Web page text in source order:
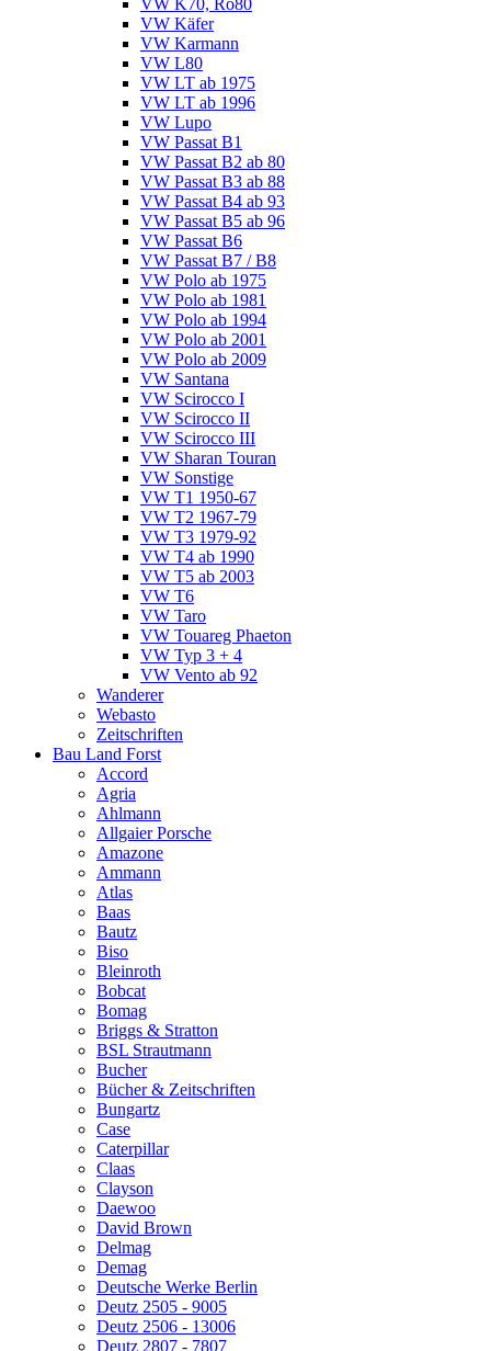
VW K70, Ro80
VW Käfer
VW Karmann
VW L80
VW LT ab 1975
VW LT ab 1996
VW Lupo
VW Passat B1
VW Passat B2 ab 80
VW Passat B3 ab 88
VW Passat B4 ab 93
VW Passat B5 ab 96
VW Passat B6
VW Passat B7 / B8
VW Polo ab 1975
VW Polo ab 1981
VW Polo ab 1994
VW Polo ab 2001
VW Polo ab 2009
VW Santana
VW Scirocco I
VW Scirocco II
VW Scirocco III
VW Sharan Touran
VW Sonstige
VW T1 1950-67
VW T2 1967-79
VW T3 1979-92
VW T4 ab 1990
VW T5 ab 2003
VW T6
VW Taro
VW Touareg Phaeton
VW Typ 3 + 4
VW Vento ab 92
Wanderer
Webasto
Zeitschriften
Bau Land Forst
Accord
Agria
Ahlmann
Allgaier Porsche
Amazone
Ammann
Atlas
Baas
Bautz
Biso
Bleinroth
Bobcat
Bomag
Briggs & Stratton
BSL Strautmann
Bucher
Bücher & Zeitschriften
Bungartz
Case
Caterpillar
Claas
Clayson
Daewoo
David Brown
Delmag
Demag
Deutsche Werke Berlin
Deutz 2505 - 9005
Deutz 2506 - 13006
Deutz 2807 - 7807